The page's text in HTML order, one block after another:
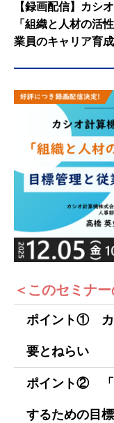
【録画配信】カシ
「組織と人材の活
業員のキャリア育成
＜このセミナ
ポイント① カ
要とねらい
ポイント② 「
するための目